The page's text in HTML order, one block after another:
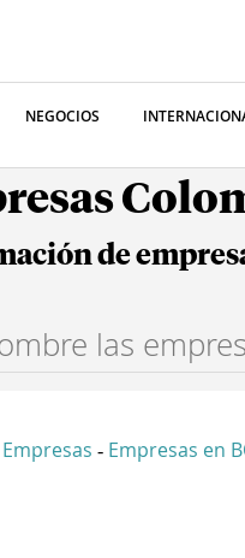
NEGOCIOS
de
- Empresas en